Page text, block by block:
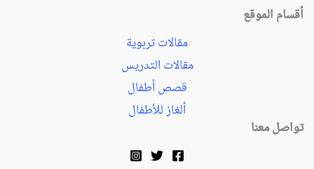
أقسام الموقع
مقالات تربوية
مقالات التدريس
قصص أطفال
ألغاز للأطفال
تواصل معنا